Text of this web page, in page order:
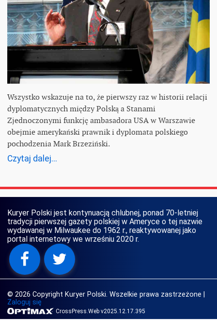
Wszystko wskazuje na to, że pierwszy raz w historii relacji
dyplomatycznych między Polską a Stanami
Zjednoczonymi funkcję ambasadora USA w Warszawie
obejmie amerykański prawnik i dyplomata polskiego
pochodzenia Mark Brzeziński.
Czytaj dalej...
Kuryer Polski jest kontynuacją chlubnej, ponad 70-letniej
tradycji pierwszej gazety polskiej w Ameryce o tej nazwie
wydawanej w Milwaukee do 1962 r., reaktywowanej jako
portal internetowy we wrześniu 2020 r.
© 2026 Copyright Kuryer Polski. Wszelkie prawa zastrzeżone
Zaloguj się
CrossPress.Web v2025.12.17.395